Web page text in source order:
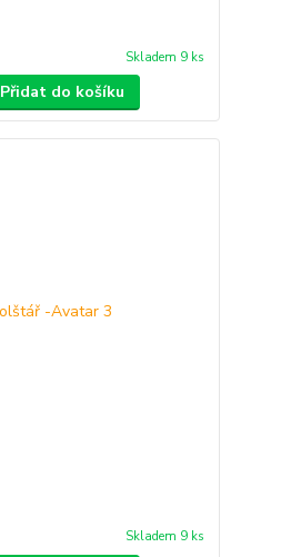
Skladem 9 ks
Přidat do košíku
Skladem 9 ks